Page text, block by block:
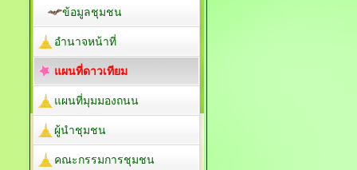
ข้อมูลชุมชน
อำนาจหน้าที่
แผนที่ดาวเทียม
แผนที่มุมมองถนน
ผู้นำชุมชน
คณะกรรมการชุมชน